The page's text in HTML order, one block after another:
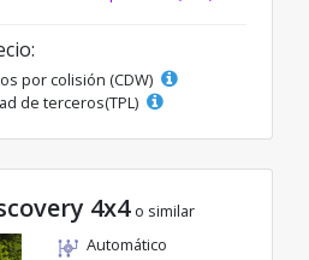
por colisión (CDW)
de terceros(TPL)
4x4 o similar
Automático